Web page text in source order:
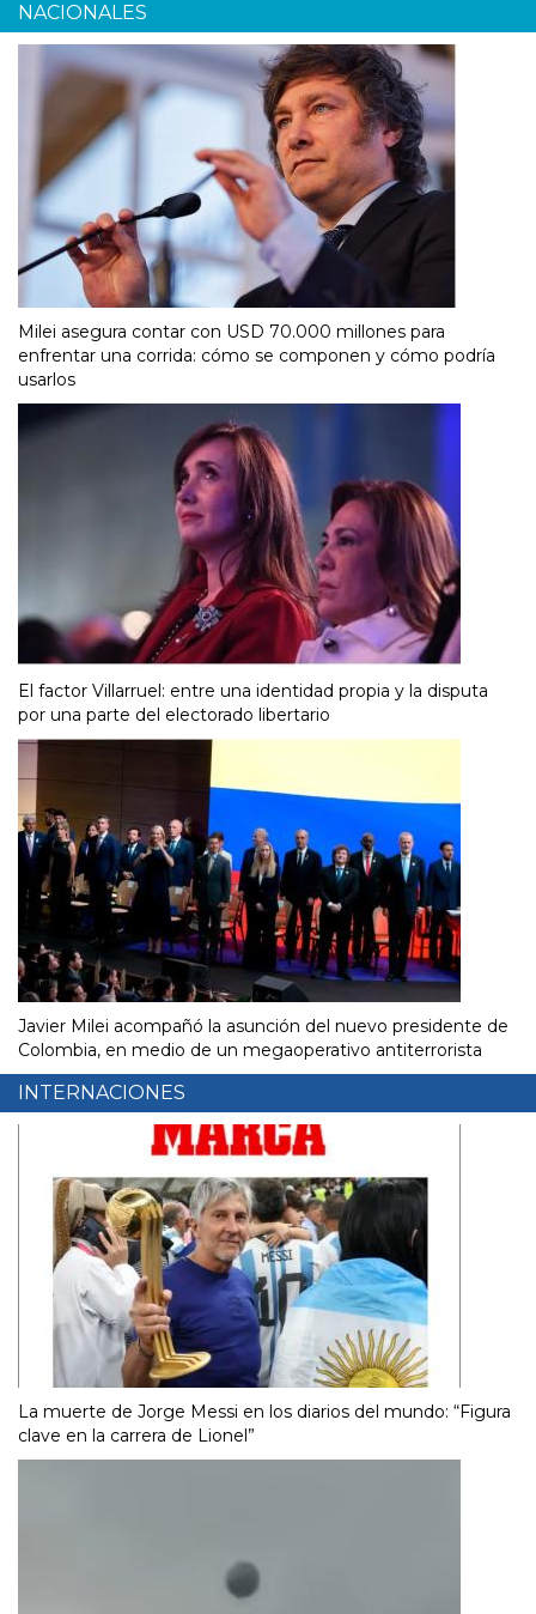
NACIONALES
Milei asegura contar con USD 70.000 millones para
enfrentar una corrida: cómo se componen y cómo podría
usarlos
El factor Villarruel: entre una identidad propia y la disputa
por una parte del electorado libertario
Javier Milei acompañó la asunción del nuevo presidente de
Colombia, en medio de un megaoperativo antiterrorista
INTERNACIONES
La muerte de Jorge Messi en los diarios del mundo: “Figura
clave en la carrera de Lionel”